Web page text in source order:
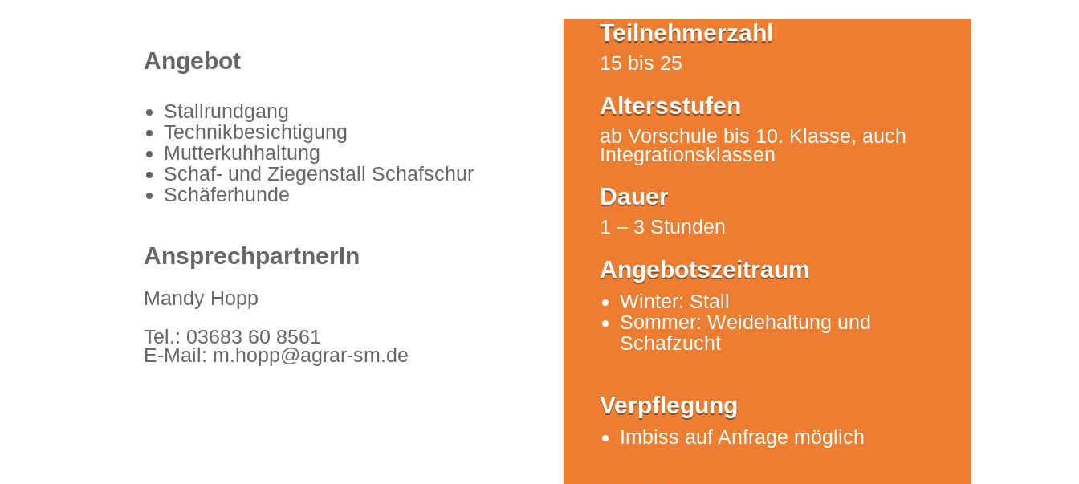
Angebot
Stallrundgang
Technikbesichtigung
Mutterkuhhaltung
Schaf- und Ziegenstall Schafschur
Schäferhunde
AnsprechpartnerIn
Mandy Hopp
Tel.: 03683 60 8561
E-Mail: m.hopp@agrar-sm.de
Teilnehmerzahl
15 bis 25
Altersstufen
ab Vorschule bis 10. Klasse, auch
Integrationsklassen
Dauer
1 – 3 Stunden
Angebotszeitraum
Winter: Stall
Sommer: Weidehaltung und
Schafzucht
Verpflegung
Imbiss auf Anfrage möglich